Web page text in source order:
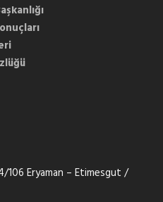
106 Eryaman – Etimesgut /